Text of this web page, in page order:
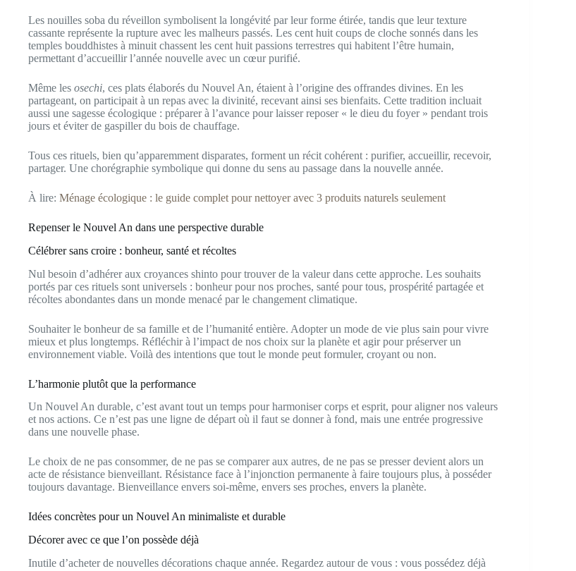
Les nouilles soba du réveillon symbolisent la longévité par leur forme étirée, tandis que leur texture
cassante représente la rupture avec les malheurs passés. Les cent huit coups de cloche sonnés dans les
temples bouddhistes à minuit chassent les cent huit passions terrestres qui habitent l’être humain,
permettant d’accueillir l’année nouvelle avec un cœur purifié.
Même les osechi, ces plats élaborés du Nouvel An, étaient à l’origine des offrandes divines. En les
partageant, on participait à un repas avec la divinité, recevant ainsi ses bienfaits. Cette tradition incluait
aussi une sagesse écologique : préparer à l’avance pour laisser reposer « le dieu du foyer » pendant trois
jours et éviter de gaspiller du bois de chauffage.
Tous ces rituels, bien qu’apparemment disparates, forment un récit cohérent : purifier, accueillir, recevoir,
partager. Une chorégraphie symbolique qui donne du sens au passage dans la nouvelle année.
À lire: Ménage écologique : le guide complet pour nettoyer avec 3 produits naturels seulement
Repenser le Nouvel An dans une perspective durable
Célébrer sans croire : bonheur, santé et récoltes
Nul besoin d’adhérer aux croyances shinto pour trouver de la valeur dans cette approche. Les souhaits
portés par ces rituels sont universels : bonheur pour nos proches, santé pour tous, prospérité partagée et
récoltes abondantes dans un monde menacé par le changement climatique.
Souhaiter le bonheur de sa famille et de l’humanité entière. Adopter un mode de vie plus sain pour vivre
mieux et plus longtemps. Réfléchir à l’impact de nos choix sur la planète et agir pour préserver un
environnement viable. Voilà des intentions que tout le monde peut formuler, croyant ou non.
L’harmonie plutôt que la performance
Un Nouvel An durable, c’est avant tout un temps pour harmoniser corps et esprit, pour aligner nos valeurs
et nos actions. Ce n’est pas une ligne de départ où il faut se donner à fond, mais une entrée progressive
dans une nouvelle phase.
Le choix de ne pas consommer, de ne pas se comparer aux autres, de ne pas se presser devient alors un
acte de résistance bienveillant. Résistance face à l’injonction permanente à faire toujours plus, à posséder
toujours davantage. Bienveillance envers soi-même, envers ses proches, envers la planète.
Idées concrètes pour un Nouvel An minimaliste et durable
Décorer avec ce que l’on possède déjà
Inutile d’acheter de nouvelles décorations chaque année. Regardez autour de vous : vous possédez déjà